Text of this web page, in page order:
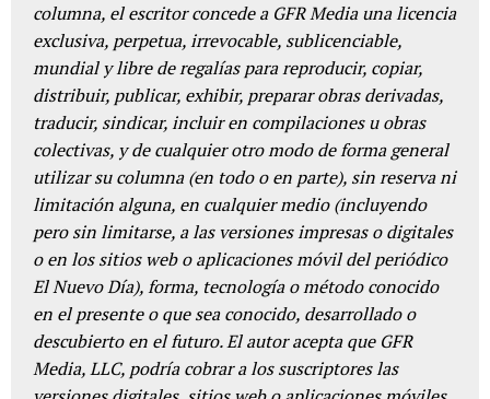
columna, el escritor concede a GFR Media una licencia
exclusiva, perpetua, irrevocable, sublicenciable,
mundial y libre de regalías para reproducir, copiar,
distribuir, publicar, exhibir, preparar obras derivadas,
traducir, sindicar, incluir en compilaciones u obras
colectivas, y de cualquier otro modo de forma general
utilizar su columna (en todo o en parte), sin reserva ni
limitación alguna, en cualquier medio (incluyendo
pero sin limitarse, a las versiones impresas o digitales
o en los sitios web o aplicaciones móvil del periódico
El Nuevo Día), forma, tecnología o método conocido
en el presente o que sea conocido, desarrollado o
descubierto en el futuro. El autor acepta que GFR
Media, LLC, podría cobrar a los suscriptores las